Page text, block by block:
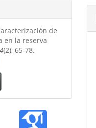
de
en la reserva
4(2), 65-78.